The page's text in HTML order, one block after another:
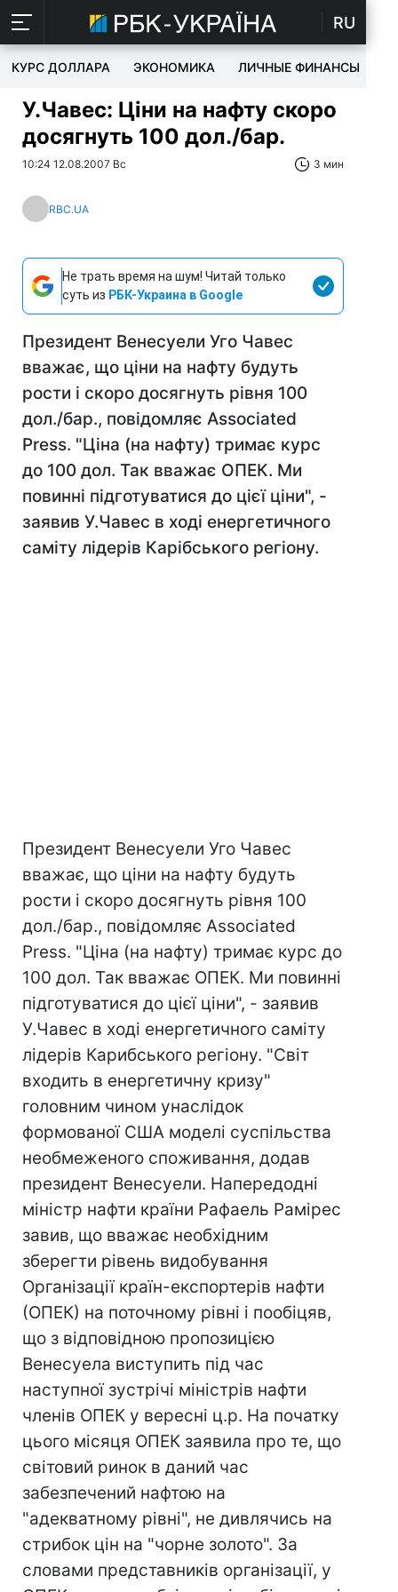
RU
КУРС ДОЛЛАРА ЭКОНОМИКА ЛИЧНЫЕ ФИНАНСЫ
У.Чавес: Ціни на нафту скоро
досягнуть 100 дол./бар.
10:24 12.08.2007 Вс 3 мин
RBC.UA
Не трать время на шум! Читай только
суть из РБК-Украина в Google
Президент Венесуели Уго Чавес
вважає, що ціни на нафту будуть
рости і скоро досягнуть рівня 100
дол./бар., повідомляє Associated
Press. "Ціна (на нафту) тримає курс
до 100 дол. Так вважає ОПЕК. Ми
повинні підготуватися до цієї ціни", -
заявив У.Чавес в ході енергетичного
саміту лідерів Карібського регіону.
Президент Венесуели Уго Чавес
вважає, що ціни на нафту будуть
рости і скоро досягнуть рівня 100
дол./бар., повідомляє Associated
Press. "Ціна (на нафту) тримає курс до
100 дол. Так вважає ОПЕК. Ми повинні
підготуватися до цієї ціни", - заявив
У.Чавес в ході енергетичного саміту
лідерів Карибського регіону. "Світ
входить в енергетичну кризу"
головним чином унаслідок
формованої США моделі суспільства
необмеженого споживання, додав
президент Венесуели. Напередодні
міністр нафти країни Рафаель Рамірес
завив, що вважає необхідним
зберегти рівень видобування
Організації країн-експортерів нафти
(ОПЕК) на поточному рівні і пообіцяв,
що з відповідною пропозицією
Венесуела виступить під час
наступної зустрічі міністрів нафти
членів ОПЕК у вересні ц.р. На початку
цього місяця ОПЕК заявила про те, що
світовий ринок в даний час
забезпечений нафтою на
"адекватному рівні", не дивлячись на
стрибок цін на "чорне золото". За
словами представників організації, у